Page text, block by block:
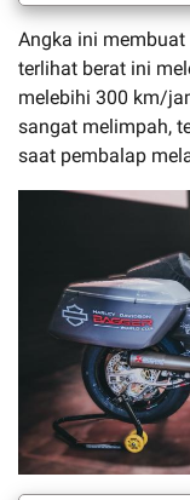
Angka ini
terlihat berat ini
melebihi 300 km/
sangat melimpah,
saat pembalap